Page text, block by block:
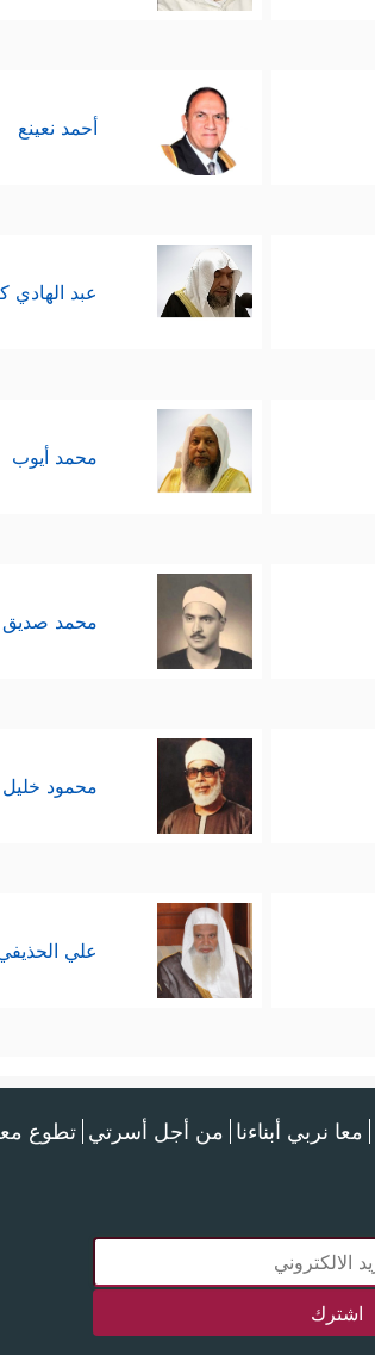
أحمد نعينع
عبد الهادي
محمد أيوب
محمد صديق
محمود
علي
معا نربي أبناءنا من أجل أسرتي تطوع